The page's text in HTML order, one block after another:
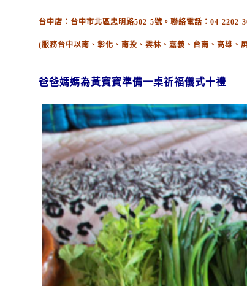
台中店：台中市北區忠明路502-5號。聯絡電話：04-2202-
(服務台中以南、彰化、南投、雲林、嘉義、台南、高雄、
爸爸媽媽為黃寶寶準備一桌祈福儀式十禮